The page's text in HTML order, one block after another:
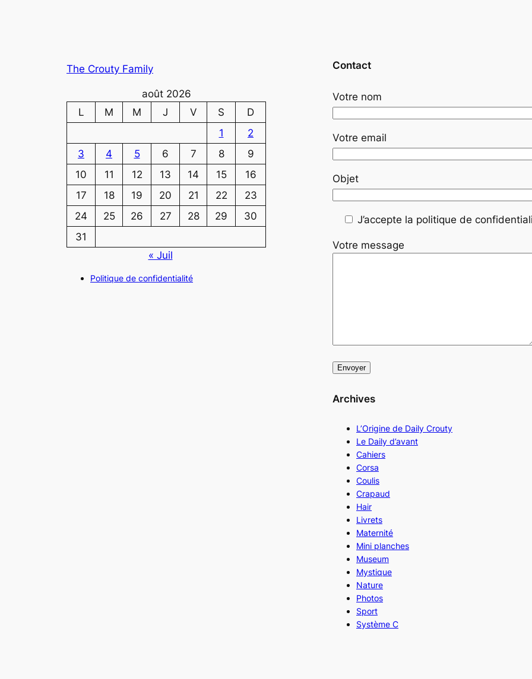
The Crouty Family
août 2026
L
M M J V S
D
1
2
3
4 5 6 7 8
9
10
11 12 13 14 15
16
17
18 19 20 21 22
23
24
25 26 27 28 29
30
31
« Juil
Politique de confidentialité
Contact
Votre nom
Votre email
Objet
J’accepte la politique de
Votre message
Archives
L’Origine de Daily Crouty
Le Daily d’avant
Cahiers
Corsa
Coulis
Crapaud
Hair
Livrets
Maternité
Mini planches
Museum
Mystique
Nature
Photos
Sport
Système C